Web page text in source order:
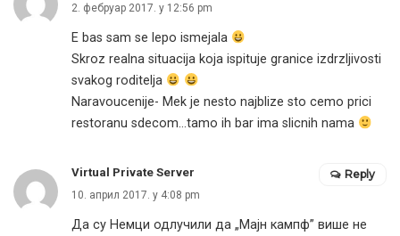
2. фебруар 2017. у 12:56 pm
E bas sam se lepo ismejala
Skroz realna situacija koja ispituje granice izdrzljivosti
svakog roditelja
Naravoucenije- Mek je nesto najblize sto cemo prici
restoranu sdecom…tamo ih bar ima slicnih nama
Virtual Private Server
10. април 2017. у 4:08 pm
Да су Немци одлучили да „Мајн кампф” више не
Reply